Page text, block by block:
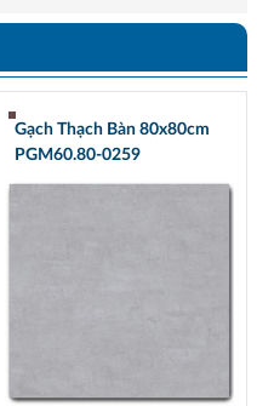
Gạch Thạch Bàn 80x80cm
PGM60.80-0259